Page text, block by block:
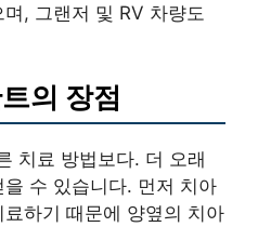
, 그랜저 및 RV 차량도
의 장점
치료 방법보다. 더 오래
수 있습니다. 먼저 치아
하기 때문에 양옆의 치아